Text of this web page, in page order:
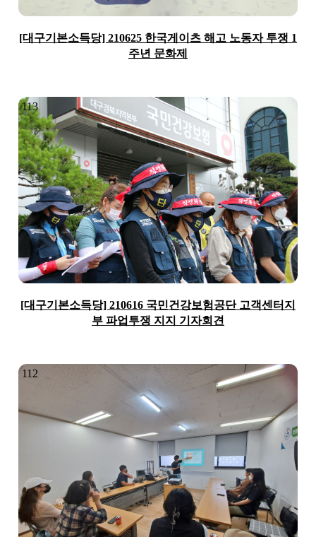
[대구기본소득당] 210625 한국게이츠 해고 노동자 투쟁 1
주년 문화제
113
[대구기본소득당] 210616 국민건강보험공단 고객센터지
부 파업투쟁 지지 기자회견
112